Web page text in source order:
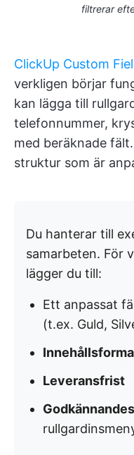
filtrerar
ClickUp Custom
verkligen börjar
kan lägga till
telefonnummer,
med beräknade
struktur som är
Du hanterar till
samarbeten. För
lägger du till:
Ett anpassat
(t.ex. Guld,
Leveransfrist